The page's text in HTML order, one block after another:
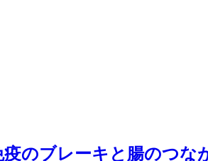
のブレーキと腸のつな